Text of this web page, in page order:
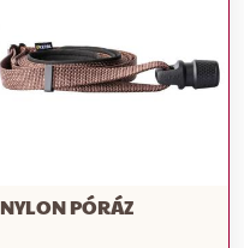
NYLON PÓRÁZ